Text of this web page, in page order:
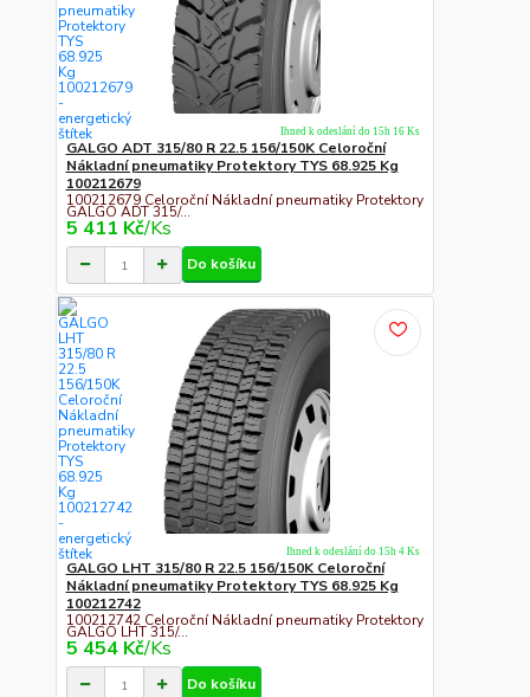
GALGO ADT 315/80 R 22.5 156/150K Celoroční
Nákladní pneumatiky Protektory TYS 68.925 Kg
100212679
100212679 Celoroční Nákladní pneumatiky Protektory
GALGO ADT 315/...
5 411 Kč/Ks
Ihned k odeslání do 15h 16 Ks
Do košíku
GALGO LHT 315/80 R 22.5 156/150K Celoroční
Nákladní pneumatiky Protektory TYS 68.925 Kg
100212742
100212742 Celoroční Nákladní pneumatiky Protektory
GALGO LHT 315/...
5 454 Kč/Ks
Ihned k odeslání do 15h 4 Ks
Do košíku